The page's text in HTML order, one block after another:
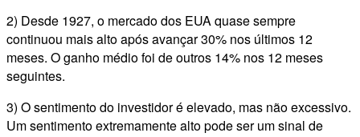
2) Desde 1927, o mercado dos EUA quase sempre
continuou mais alto após avançar 30% nos últimos 12
meses. O ganho médio foi de outros 14% nos 12 meses
seguintes.
3) O sentimento do investidor é elevado, mas não excessivo.
Um sentimento extremamente alto pode ser um sinal de